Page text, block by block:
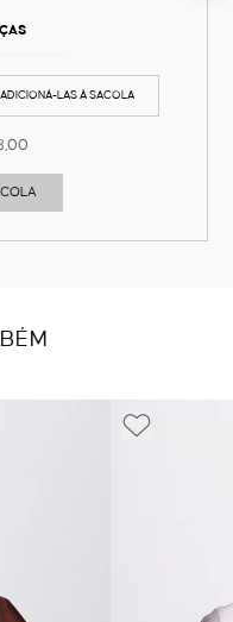
LAS À SACOLA